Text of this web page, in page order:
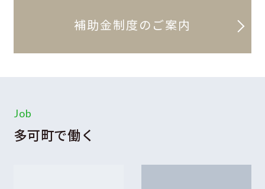
補助金制度のご案内
Job
多可町で働く